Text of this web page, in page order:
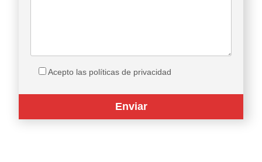
Acepto las políticas de privacidad